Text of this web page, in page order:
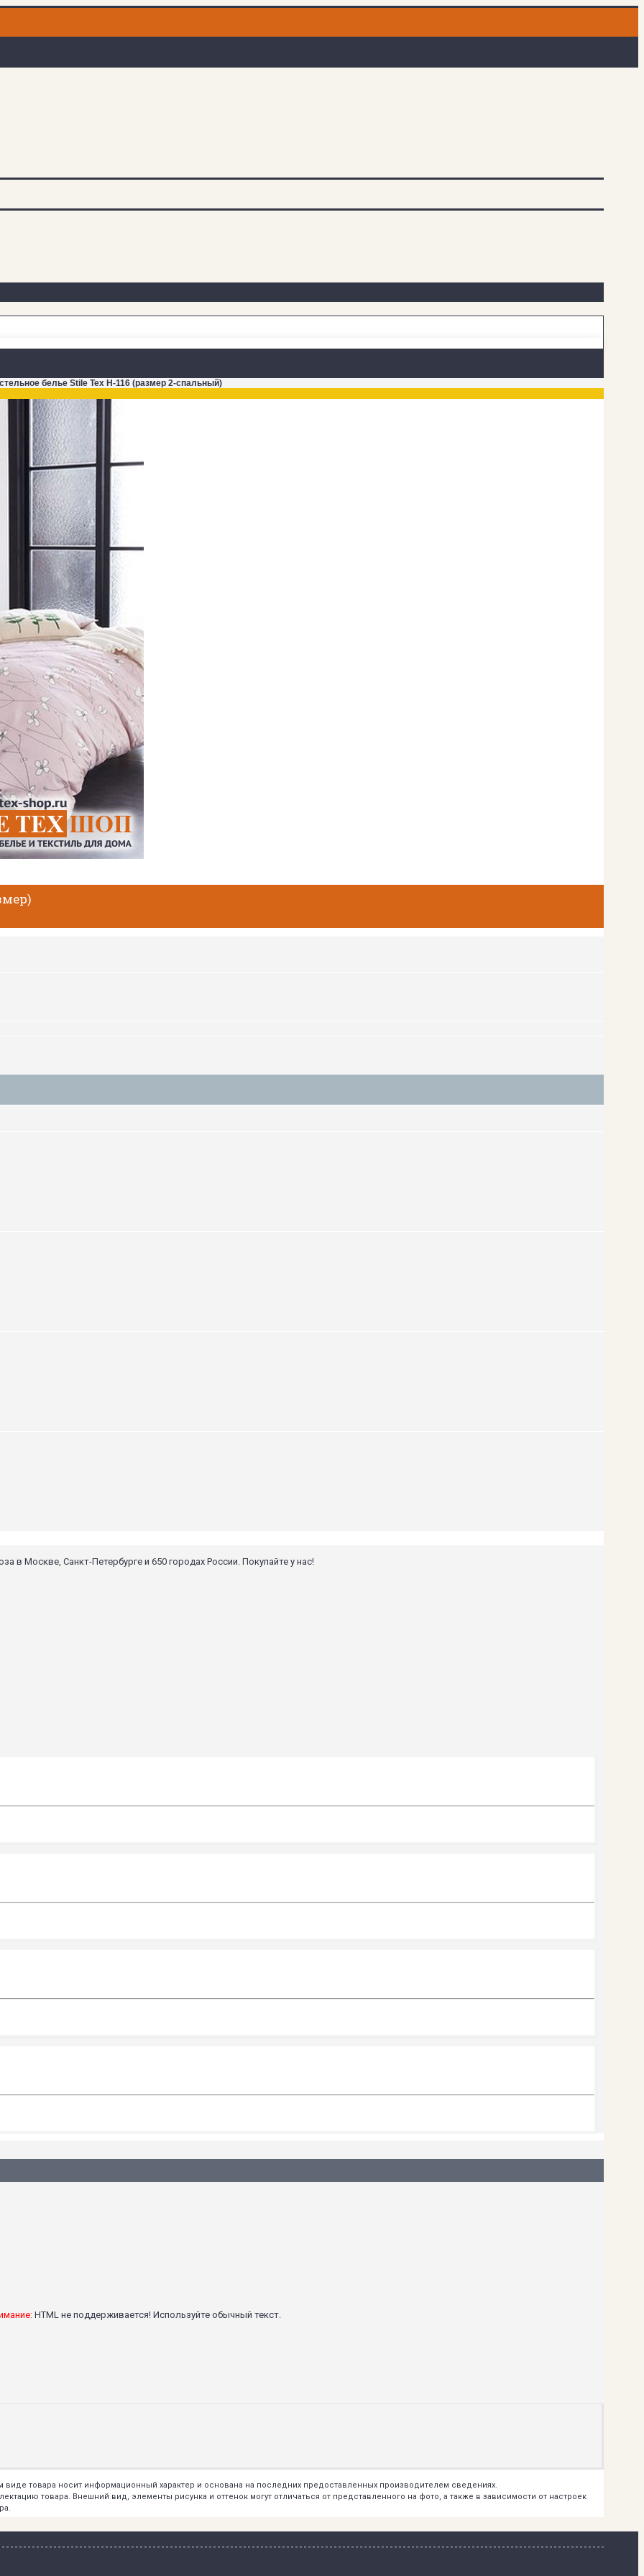
белье Stile Tex H-116 (размер 2-спальный)
Москве, Санкт-Петербурге и 650 городах России. Покупайте у нас!
HTML не поддерживается! Используйте обычный текст.
виде товара носит информационный характер и основана на последних предоставленных производителем сведениях.
товара. Внешний вид, элементы рисунка и оттенок могут отличаться от представленного на фото, а также в зависимости от настроек